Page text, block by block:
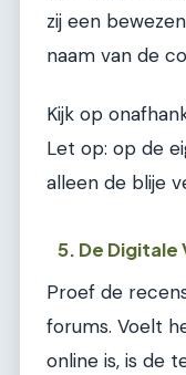
zij een
naam van de
Kijk op
Let op: op de
alleen de blije
5. De Digitale
Proef de
forums. Voelt
online is, is de